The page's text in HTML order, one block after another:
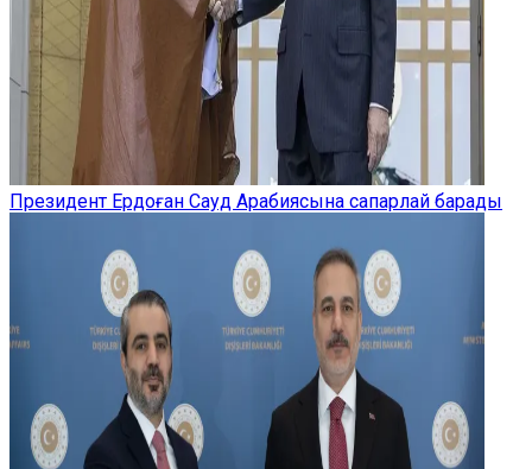
Президент Ердоған Сауд Арабиясына сапарлай барады